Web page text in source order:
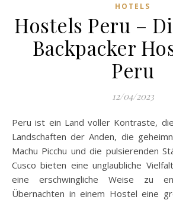
HOTELS
Hostels Peru –
Backpacker
Peru
12/04/2023
Peru ist ein Land voller Kontraste, die atemberaubenden
Landschaften der Anden, die
Machu Picchu und die pulsierenden
Cusco bieten eine unglaubliche
eine erschwingliche Weise zu
Übernachten in einem Hostel eine